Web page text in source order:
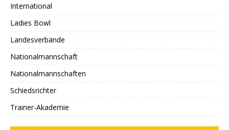
International
Ladies Bowl
Landesverbände
Nationalmannschaft
Nationalmannschaften
Schiedsrichter
Trainer-Akademie